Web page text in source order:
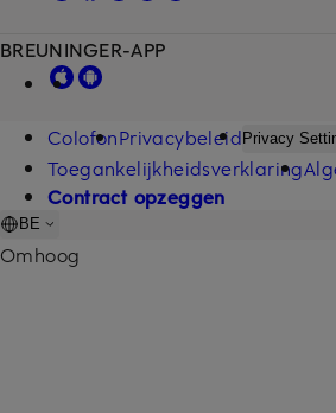
BREUNINGER-APP
ColofonPrivacybeleid Privacy
Toegankelijkheidsverklaring
Contract opzeggen
BE
Omhoog